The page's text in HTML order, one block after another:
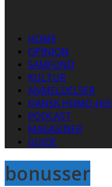
HOME
OPINION
SAMFUND
KULTUR
ANMELDELSER
DANSK HOMO-
PODCAST
MAGASINER
GUIDE
bonusser